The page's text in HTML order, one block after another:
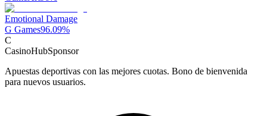
Emotional Damage
G Games96.09%
C
CasinoHubSponsor
Apuestas deportivas con las mejores cuotas. Bono de bienvenida
para nuevos usuarios.